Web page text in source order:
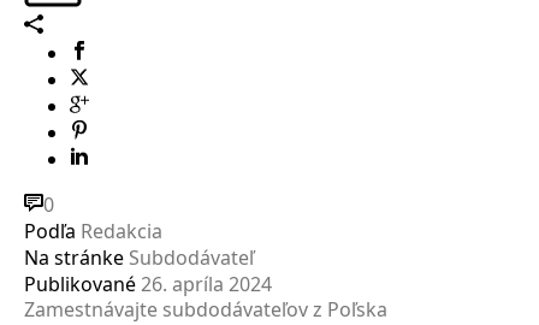
0
Podľa Redakcia
Na stránke Subdodávateľ
Publikované26. apríla 2024
Zamestnávajte subdodávateľov z Poľska